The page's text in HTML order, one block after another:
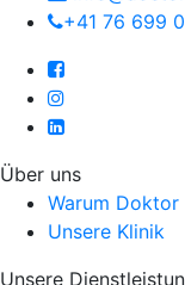
+41 76 699
Über uns
Warum Doktor
Unsere Klinik
Unsere